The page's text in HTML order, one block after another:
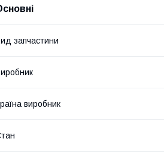
запчастини
виробник